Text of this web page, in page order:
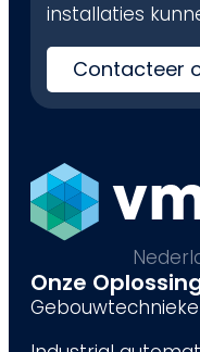
installaties
Contacteer
Onze